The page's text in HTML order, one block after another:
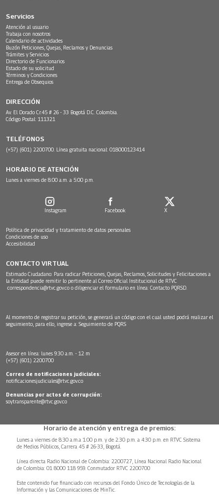
Servicios
Atención al usuario
Trabaja con nosotros
Calendario de actividades
Buzón Peticiones, Quejas, Reclamos y Denuncias
Trámites y Servicios
Directorio de Funcionarios
Estado de su solicitud
Términos y Condiciones
Entrega de Obsequios
DIRECCIÓN
Av. El Dorado Cr.45 # 26 - 33 Bogotá D.C. Colombia.
Código Postal: 111321
TELÉFONOS
(+57) (601) 2200700. Línea gratuita nacional: 018000123414
HORARIO DE ATENCIÓN
Lunes a viernes de 8:00 a.m. a 5:00 p.m.
Instagram Facebook X
Política de privacidad y tratamiento de datos personales
Condiciones de uso
Accesibilidad
CONTACTO VIRTUAL
Estimado Ciudadano: Para radicar Peticiones, Quejas, Reclamos, Solicitudes y Felicitaciones a
la Entidad puede remitir lo pertinente al Correo Oficial Institucional de RTVC
correspondencia@rtvc.gov.co o diligenciar el formulario en línea: Contacto PQRSD.
Al momento de registrar su petición, se generará un código con el cual usted podrá realizar el
seguimiento, para ello, ingrese a: Seguimiento de PQRS
Asesor en línea: lunes 9:30 a.m. - 12 m
(+57) (601) 2200700
Correo de notificaciones judiciales:
notificacionesjudiciales@rtvc.gov.co
Denuncias por actos de corrupción:
soytransparente@rtvc.gov.co
Horario de atención y entrega de premios:
Lunes a viernes de 8:30 a.m.a 1:00 p.m. y de 2:30 p.m. a 4:30 p.m. en RTVC Sistema
de Medios Públicos, Carrera 45 # 26-33, Bogotá.
Línea directa Radio Nacional de Colombia: 2200727, Línea Nacional Radio Nacional
de Colombia: 01 8000 118 959. Conmutador RTVC 2200700
Este contenido fue financiado con recursos del Fondo Único de Tecnologías de la
Información y las Comunicaciones de MinTic.